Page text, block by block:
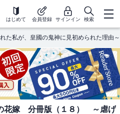
はじめて 会員登録 サインイン 検索
私が、皇國の鬼神に見初められた理由～
花嫁 分冊版（１８） ～虐げ